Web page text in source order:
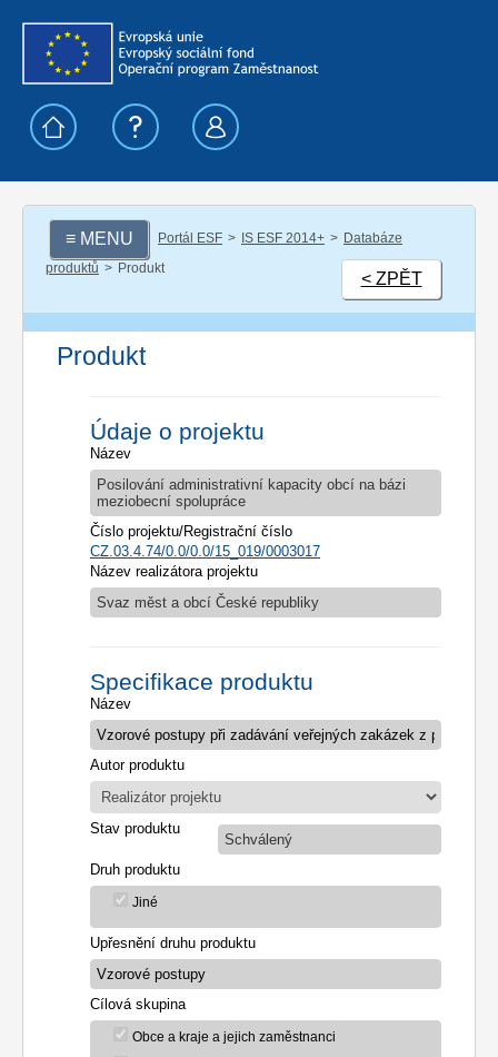
≡ MENU Portál ESF IS ESF 2014+
Databáze
produktů
Produkt
< ZPĚT
Produkt
Údaje o projektu
Název
Posilování administrativní kapacity obcí na bázi
meziobecní spolupráce
Číslo projektu/Registrační číslo
CZ.03.4.74/0.0/0.0/15_019/0003017
Název realizátora projektu
Svaz měst a obcí České republiky
Specifikace produktu
Název
Autor produktu
Stav produktu
Schválený
Druh produktu
Jiné
Upřesnění druhu produktu
Cílová skupina
Obce a kraje a jejich zaměstnanci